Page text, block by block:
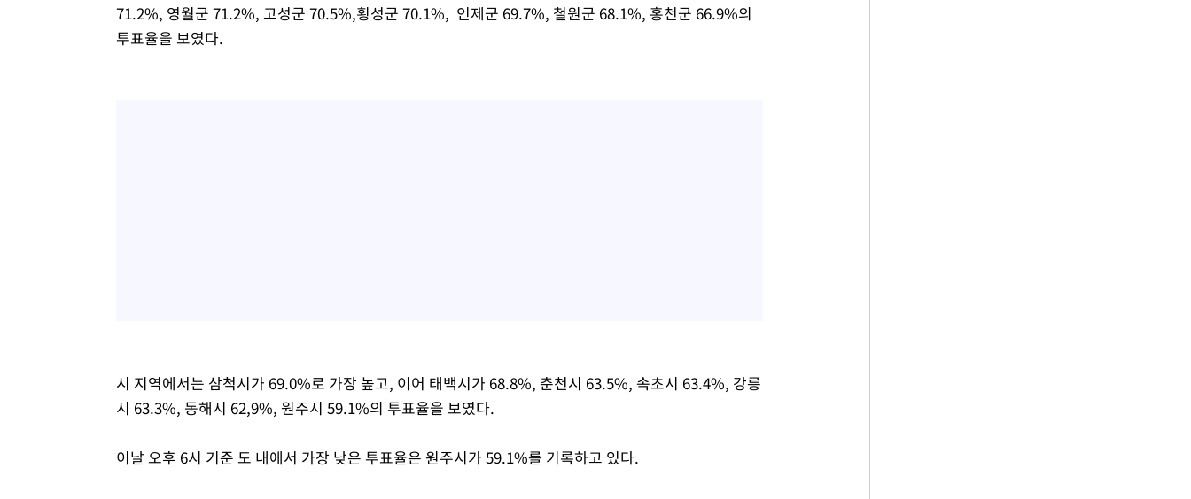
71.2%, 영월군 71.2%, 고성군 70.5%,횡성군 70.1%, 인제군 69.7%, 철원군 68.1%, 홍천군 66.9%의
투표율을 보였다.
시 지역에서는 삼척시가 69.0%로 가장 높고, 이어 태백시가 68.8%, 춘천시 63.5%, 속초시 63.4%, 강릉
시 63.3%, 동해시 62,9%, 원주시 59.1%의 투표율을 보였다.
이날 오후 6시 기준 도 내에서 가장 낮은 투표율은 원주시가 59.1%를 기록하고 있다.